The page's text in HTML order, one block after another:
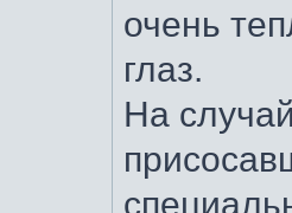
очень
глаз.
На